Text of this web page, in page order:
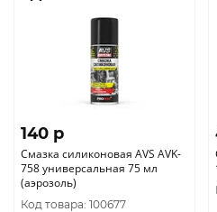
140 p
Смазка силиконовая AVS AVK-
758 универсальная 75 мл
(аэрозоль)
Код товара: 100677